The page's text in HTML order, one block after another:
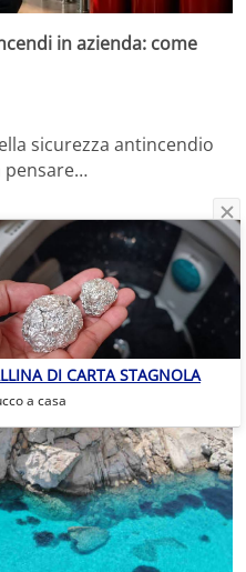
in azienda: come
sicurezza antincendio
pensare…
DI CARTA STAGNOLA
a casa